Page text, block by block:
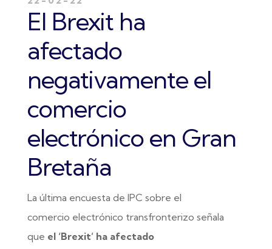
El Brexit ha
afectado
negativamente el
comercio
electrónico en Gran
Bretaña
La última encuesta de IPC sobre el
comercio electrónico transfronterizo señala
que el ‘Brexit’ ha afectado